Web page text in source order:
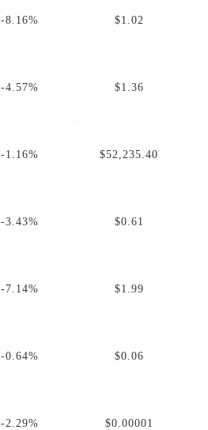
-8.16% $1.02
-4.57% $1.36
-1.16% $52,235.40
-3.43% $0.61
-7.14% $1.99
-0.64% $0.06
-2.29% $0.00001